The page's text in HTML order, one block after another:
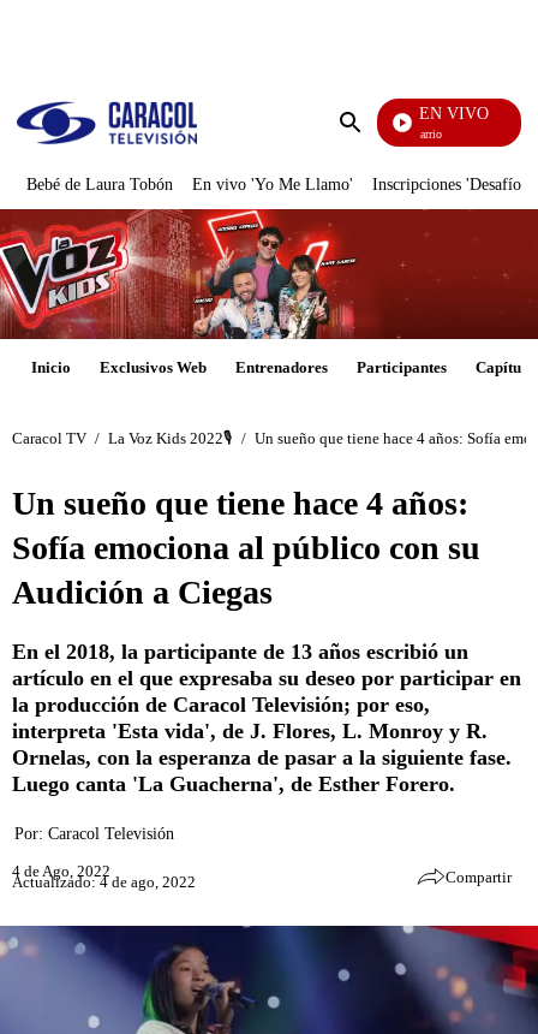
Enviar
EN VIVO
María La Del Barrio
Bebé de Laura Tobón En vivo 'Yo Me Llamo' Inscripciones 'Desafío'
Inicio Exclusivos Web Entrenadores Participantes
Caracol TV / La Voz Kids 2022🎙️ / Un sueño que tiene hace 4 años: Sofía
Un sueño que tiene hace 4 años:
Sofía emociona al público con su
Audición a Ciegas
En el 2018, la participante de 13 años escribió un
artículo en el que expresaba su deseo por participar en
la producción de Caracol Televisión; por eso,
interpreta 'Esta vida', de J. Flores, L. Monroy y R.
Ornelas, con la esperanza de pasar a la siguiente fase.
Luego canta 'La Guacherna', de Esther Forero.
Por: Caracol Televisión
4 de Ago, 2022
Actualizado: 4 de ago, 2022 Compartir